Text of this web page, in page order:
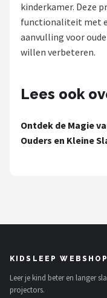
Alecto
Zazu
Aigostar
Flow Amsterdam
Balvi
kinderkamer. Deze
functionaliteit met
aanvulling voor
willen verbeteren.
Lees ook
Ontdek de Magie
Ouders en Kleine
KIDSLEEP WEBSHOP
Leer je kind beter en langer
projectors.